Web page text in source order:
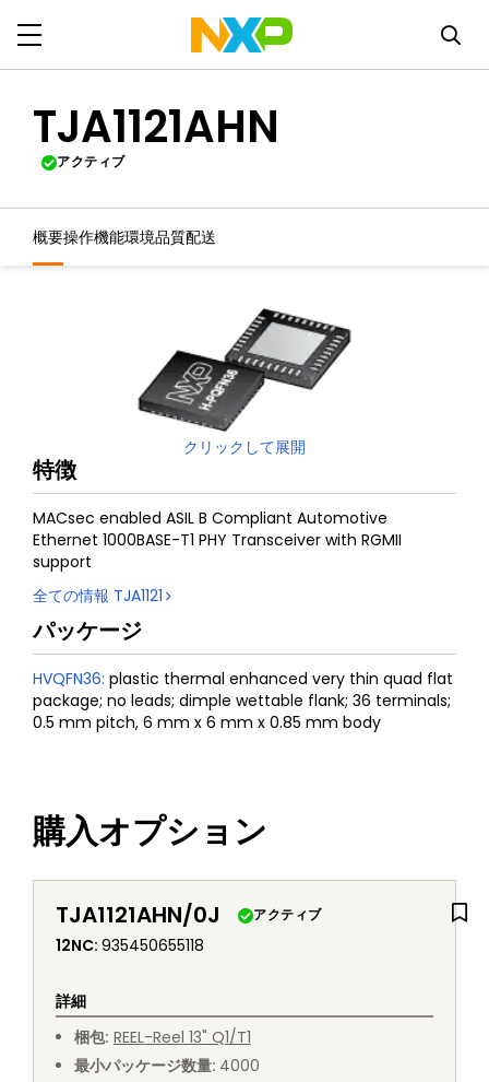
TJA1121AHN
アクティブ
概要操作機能環境品質配送
クリックして展開
特徴
MACsec enabled ASIL B Compliant Automotive
Ethernet 1000BASE-T1 PHY Transceiver with RGMII
support
全ての情報 TJA1121
パッケージ
HVQFN36: plastic thermal enhanced very thin quad flat
package; no leads; dimple wettable flank; 36 terminals;
0.5 mm pitch, 6 mm x 6 mm x 0.85 mm body
購入オプション
TJA1121AHN/0J アクティブ
12NC: 935450655118
詳細
梱包: REEL-Reel 13" Q1/T1
最小パッケージ数量: 4000